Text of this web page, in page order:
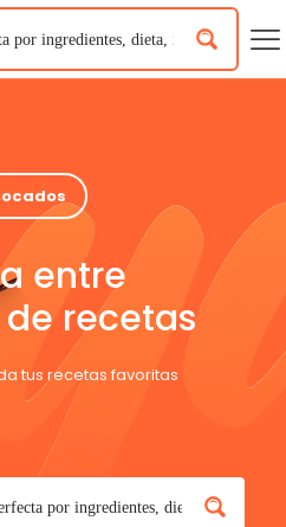
entre
de recetas
tus recetas favoritas